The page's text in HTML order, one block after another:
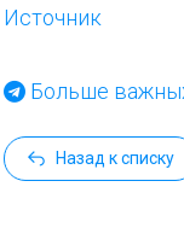
Источник
Больше
Назад к списку